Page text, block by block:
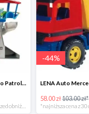
Spin Master Baza Psiego Patrolu -27%
*najniższa cena z 30 dni przed obniżką
-44%
58.00 zł103.00 zł*